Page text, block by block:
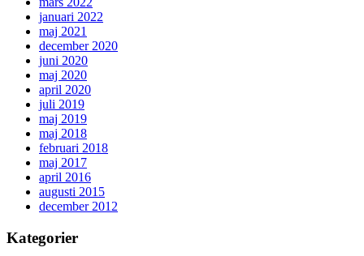
januari 2022
maj 2021
december 2020
juni 2020
maj 2020
april 2020
juli 2019
maj 2019
maj 2018
februari 2018
maj 2017
april 2016
augusti 2015
december 2012
Kategorier